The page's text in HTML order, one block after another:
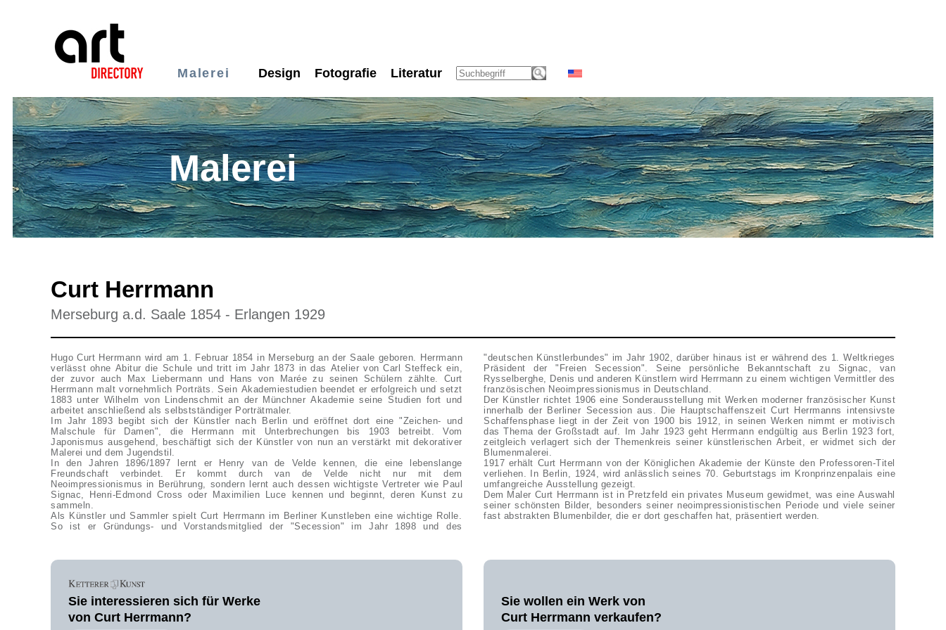
Malerei Design Fotografie Literatur
Malerei
Curt Herrmann
Merseburg a.d. Saale 1854 - Erlangen 1929
Hugo Curt Herrmann wird am 1. Februar 1854 in Merseburg an der Saale geboren. Herrmann
verlässt ohne Abitur die Schule und tritt im Jahr 1873 in das Atelier von Carl Steffeck ein,
der zuvor auch Max Liebermann und Hans von Marée zu seinen Schülern zählte. Curt
Herrmann malt vornehmlich Porträts. Sein Akademiestudien beendet er erfolgreich und setzt
1883 unter Wilhelm von Lindenschmit an der Münchner Akademie seine Studien fort und
arbeitet anschließend als selbstständiger Porträtmaler.
Im Jahr 1893 begibt sich der Künstler nach Berlin und eröffnet dort eine "Zeichen- und
Malschule für Damen", die Herrmann mit Unterbrechungen bis 1903 betreibt. Vom
Japonismus ausgehend, beschäftigt sich der Künstler von nun an verstärkt mit dekorativer
Malerei und dem Jugendstil.
In den Jahren 1896/1897 lernt er Henry van de Velde kennen, die eine lebenslange
Freundschaft verbindet. Er kommt durch van de Velde nicht nur mit dem
Neoimpressionismus in Berührung, sondern lernt auch dessen wichtigste Vertreter wie Paul
Signac, Henri-Edmond Cross oder Maximilien Luce kennen und beginnt, deren Kunst zu
sammeln.
Als Künstler und Sammler spielt Curt Herrmann im Berliner Kunstleben eine wichtige Rolle.
So ist er Gründungs- und Vorstandsmitglied der "Secession" im Jahr 1898 und des
"deutschen Künstlerbundes" im Jahr 1902, darüber hinaus ist er während des 1. Weltkrieges
Präsident der "Freien Secession". Seine persönliche Bekanntschaft zu Signac, van
Rysselberghe, Denis und anderen Künstlern wird Herrmann zu einem wichtigen Vermittler des
französischen Neoimpressionismus in Deutschland.
Der Künstler richtet 1906 eine Sonderausstellung mit Werken moderner französischer Kunst
innerhalb der Berliner Secession aus. Die Hauptschaffenszeit Curt Herrmanns intensivste
Schaffensphase liegt in der Zeit von 1900 bis 1912, in seinen Werken nimmt er motivisch
das Thema der Großstadt auf. Im Jahr 1923 geht Herrmann endgültig aus Berlin 1923 fort,
zeitgleich verlagert sich der Themenkreis seiner künstlerischen Arbeit, er widmet sich der
Blumenmalerei.
1917 erhält Curt Herrmann von der Königlichen Akademie der Künste den Professoren-Titel
verliehen. In Berlin, 1924, wird anlässlich seines 70. Geburtstags im Kronprinzenpalais eine
umfangreiche Ausstellung gezeigt.
Dem Maler Curt Herrmann ist in Pretzfeld ein privates Museum gewidmet, was eine Auswahl
seiner schönsten Bilder, besonders seiner neoimpressionistischen Periode und viele seiner
fast abstrakten Blumenbilder, die er dort geschaffen hat, präsentiert werden.
Sie interessieren sich für Werke
von Curt Herrmann?
Sie wollen ein Werk von
Curt Herrmann verkaufen?